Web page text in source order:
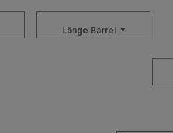
Länge Barrel